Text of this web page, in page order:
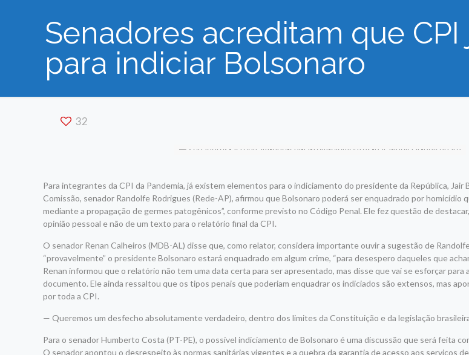
Senadores acreditam que
para indiciar Bolsonaro
32
Para integrantes da CPI da Pandemia, já existem elementos para o indiciamento do presidente da República,
Comissão, senador Randolfe Rodrigues (Rede-AP), afirmou que Bolsonaro poderá ser enquadrado por homicídio
mediante a propagação de germes patogênicos”, conforme previsto no Código Penal. Ele fez questão de
opinião pessoal e não de um texto para o relatório final da CPI.
O senador Renan Calheiros (MDB-AL) disse que, como relator, considera importante ouvir a sugestão de
“provavelmente” o presidente Bolsonaro estará enquadrado em algum crime, “para desespero daqueles que
Renan informou que o relatório não tem uma data certa para ser apresentado, mas disse que vai se esforçar para
documento. Ele ainda ressaltou que os tipos penais que poderiam enquadrar os indiciados são extensos, mas
por toda a CPI.
— Queremos um desfecho absolutamente verdadeiro, dentro dos limites da Constituição e da legislação
Para o senador Humberto Costa (PT-PE), o possível indiciamento de Bolsonaro é uma discussão que será feita
O senador apontou o desrespeito às normas sanitárias vigentes e a quebra da garantia de acesso aos serviços